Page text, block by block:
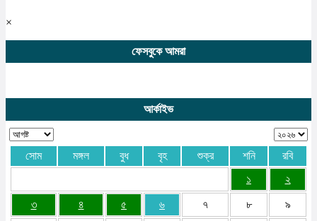
×
ফেসবুকে আমরা
আর্কাইভ
সোম মঙ্গল বুধ বৃহ শুক্র শনি
রবি
১
২
৩ ৪ ৫ ৬ ৭ ৮ ৯